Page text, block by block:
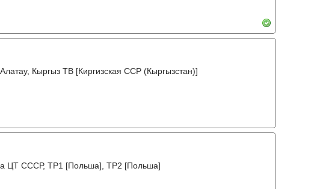
Кыргыз ТВ [Киргизская ССР (Кыргызстан)]
ЦТ СССР, TP1 [Польша], TP2 [Польша]